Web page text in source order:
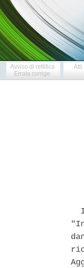
Avviso di rettifica
Errata corrige
Atti